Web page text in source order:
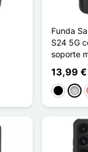
Funda
S24 5G
soporte
13,99 €
NegroPlata